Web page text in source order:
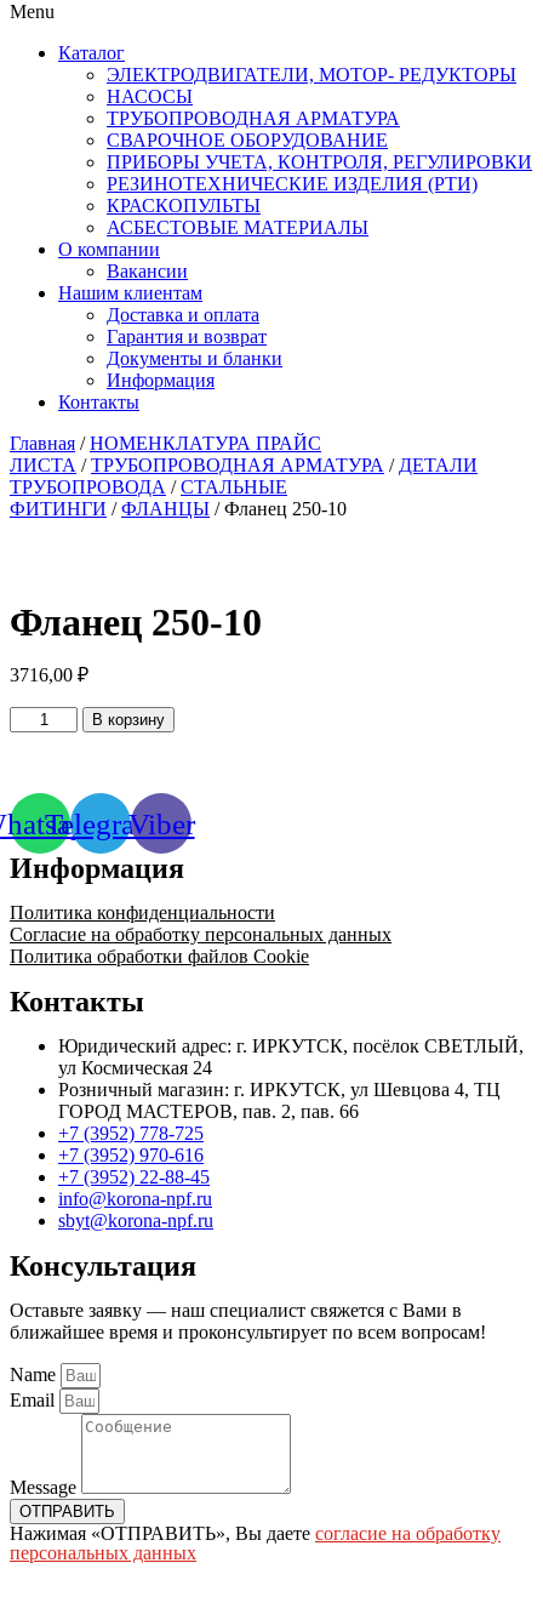
Menu
Каталог
ЭЛЕКТРОДВИГАТЕЛИ, МОТОР- РЕДУКТОРЫ
НАСОСЫ
ТРУБОПРОВОДНАЯ АРМАТУРА
СВАРОЧНОЕ ОБОРУДОВАНИЕ
ПРИБОРЫ УЧЕТА, КОНТРОЛЯ, РЕГУЛИРОВКИ
РЕЗИНОТЕХНИЧЕСКИЕ ИЗДЕЛИЯ (РТИ)
КРАСКОПУЛЬТЫ
АСБЕСТОВЫЕ МАТЕРИАЛЫ
О компании
Вакансии
Нашим клиентам
Доставка и оплата
Гарантия и возврат
Документы и бланки
Информация
Контакты
Главная /НОМЕНКЛАТУРА ПРАЙС
ЛИСТА /ТРУБОПРОВОДНАЯ АРМАТУРА / ДЕТАЛИ
ТРУБОПРОВОДА /СТАЛЬНЫЕ
ФИТИНГИ /ФЛАНЦЫ / Фланец 250-10
Фланец 250-10
3716,00 ₽
Количество
товара
10
В корзину
TelegramViber
Информация
Политика конфиденциальности
Согласие на обработку персональных данных
Политика обработки файлов Cookie
Контакты
Юридический адрес: г. ИРКУТСК, посёлок СВЕТЛЫЙ,
ул Космическая 24
Розничный магазин: г. ИРКУТСК, ул Шевцова 4, ТЦ
ГОРОД МАСТЕРОВ, пав. 2, пав. 66
+7 (3952) 778-725
+7 (3952) 970-616
+7 (3952) 22-88-45
info@korona-npf.ru
sbyt@korona-npf.ru
Консультация
Оставьте заявку — наш специалист свяжется с Вами в
ближайшее время и проконсультирует по всем вопросам!
Name
Email
Message
ОТПРАВИТЬ
Нажимая «ОТПРАВИТЬ», Вы даете согласие на обработку
персональных данных